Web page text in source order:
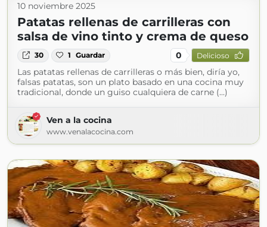
10 noviembre 2025
Patatas rellenas de carrilleras con
salsa de vino tinto y crema de queso
30 1 Guardar 0 Delicioso
Las patatas rellenas de carrilleras o más bien, diría yo,
falsas patatas, son un plato basado en una cocina muy
tradicional, donde un guiso cualquiera de carne (...)
Ven a la cocina
www.venalacocina.com